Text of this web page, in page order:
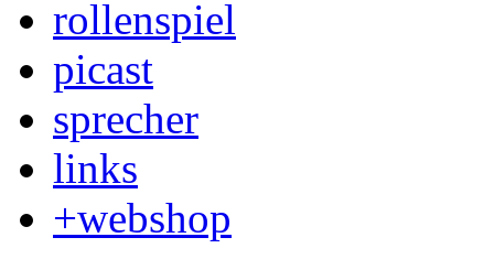
rollenspiel
picast
sprecher
links
+webshop